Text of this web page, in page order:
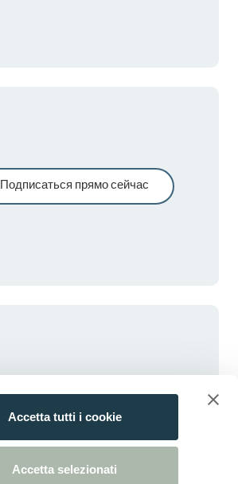
Accetta tutti i cookie
Accetta selezionati
Подписаться прямо сейчас